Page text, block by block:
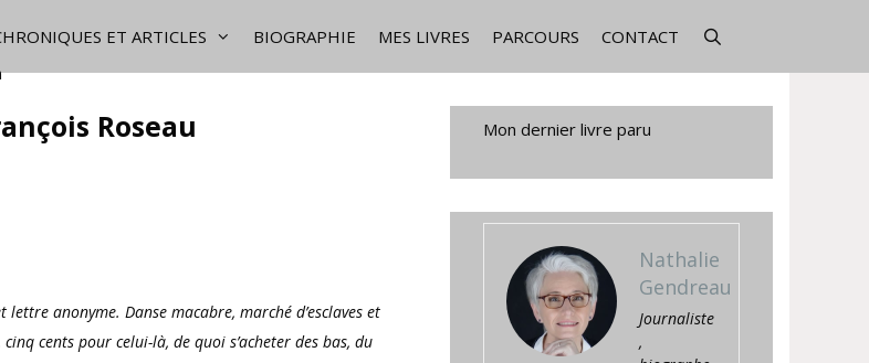
ET ARTICLES BIOGRAPHIE MES LIVRES PARCOURS CONTACT
Roseau
anonyme. Danse macabre, marché d’esclaves et
cents pour celui-là, de quoi s’acheter des bas, du
Mon dernier livre paru
Nathalie
Gendreau
Journaliste
,